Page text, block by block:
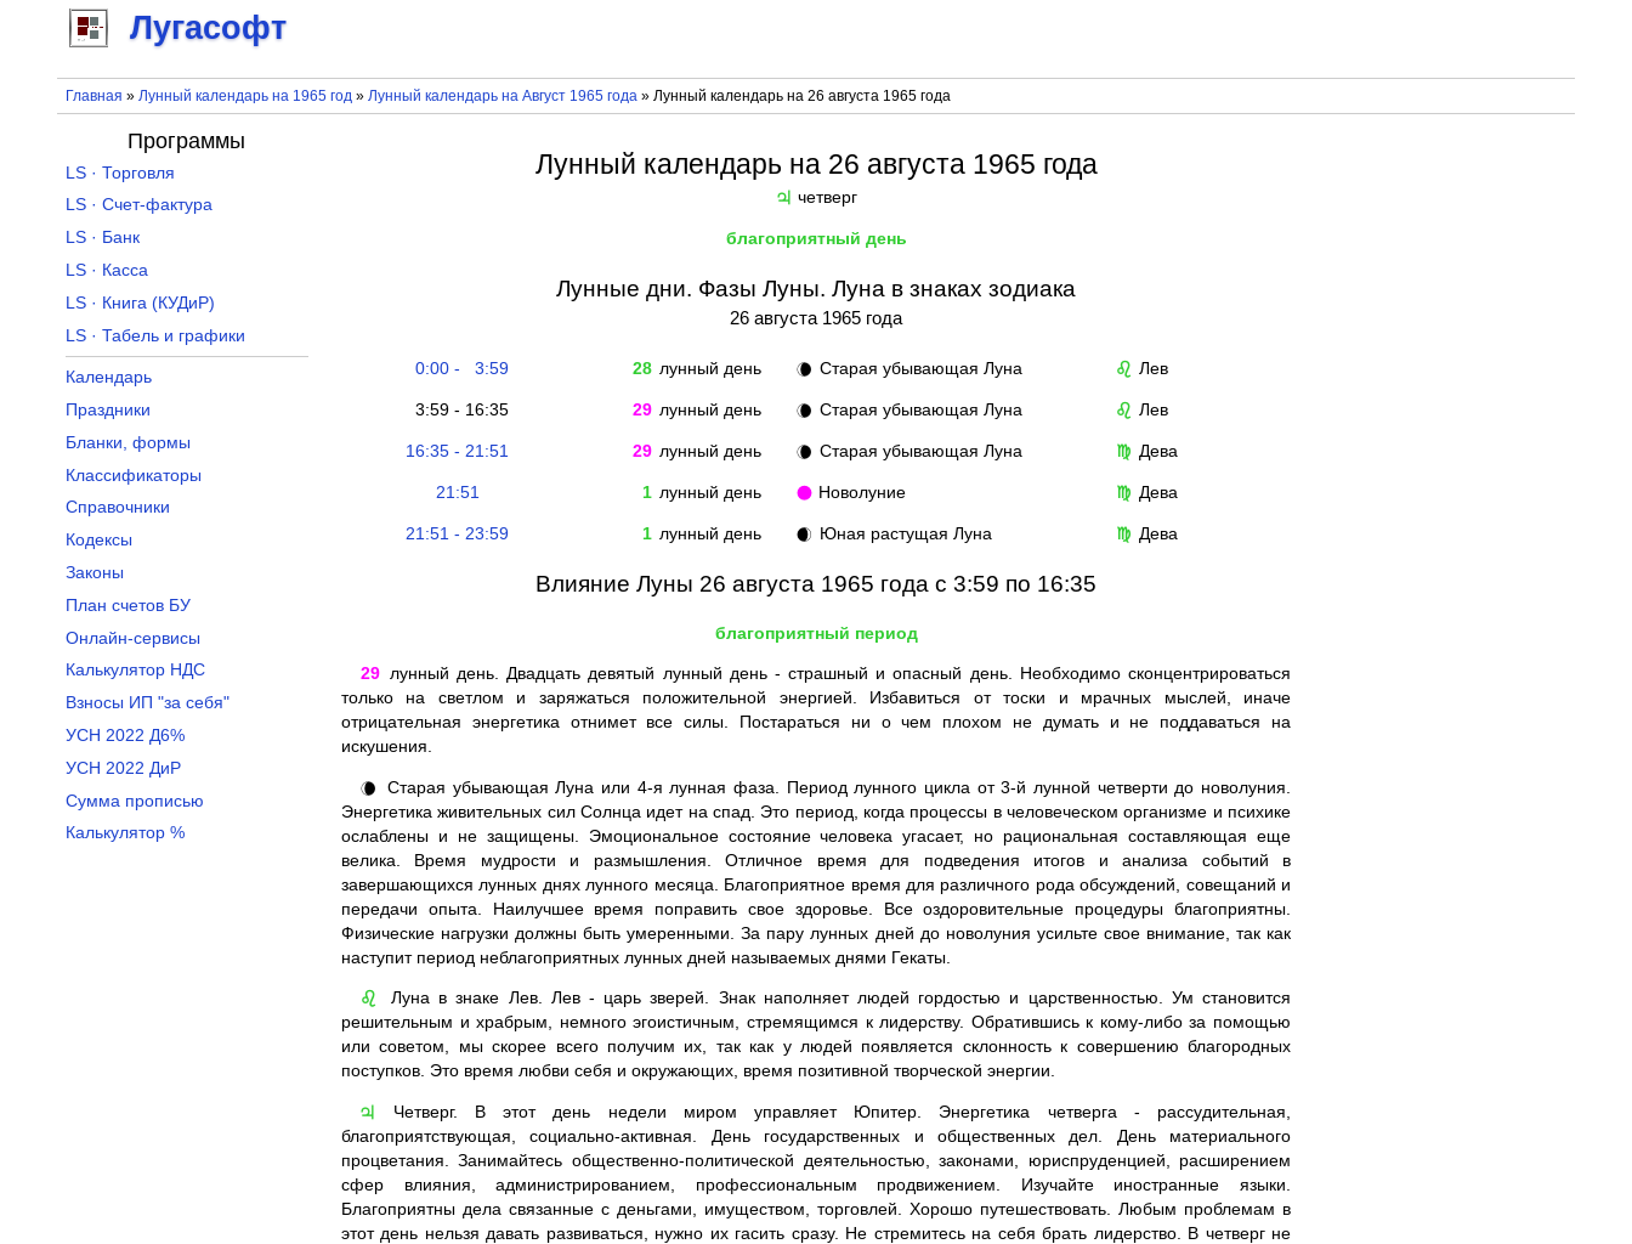
Лугасофт
Главная » Лунный календарь на 1965 год» Лунный календарь на Август 1965 года» Лунный календарь на 26 августа 1965 года
Лунный календарь на 26 августа 1965 года
♃ четверг
благоприятный день
Лунные дни. Фазы Луны. Луна в знаках зодиака
26 августа 1965 года
0:00 - 3:59 28 лунный день 🌘 Старая убывающая Луна ♌ Лев
3:59 - 16:35 29 лунный день 🌘 Старая убывающая Луна ♌ Лев
16:35 - 21:51 29 лунный день 🌘 Старая убывающая Луна ♍ Дева
21:51 1 лунный день 🌑 Новолуние ♍ Дева
21:51 - 23:59 1 лунный день 🌒 Юная растущая Луна ♍ Дева
Влияние Луны 26 августа 1965 года с 3:59 по 16:35
благоприятный период
29 лунный день. Двадцать девятый лунный день - страшный и опасный день. Необходимо сконцентрироваться
только на светлом и заряжаться положительной энергией. Избавиться от тоски и мрачных мыслей, иначе
отрицательная энергетика отнимет все силы. Постараться ни о чем плохом не думать и не поддаваться на
искушения.
🌘
Старая убывающая Луна или 4-я лунная фаза. Период лунного цикла от 3-й лунной четверти до новолуния.
Энергетика живительных сил Солнца идет на спад. Это период, когда процессы в человеческом организме и психике
ослаблены и не защищены. Эмоциональное состояние человека угасает, но рациональная составляющая еще
велика. Время мудрости и размышления. Отличное время для подведения итогов и анализа событий в
завершающихся лунных днях лунного месяца. Благоприятное время для различного рода обсуждений, совещаний и
передачи опыта. Наилучшее время поправить свое здоровье. Все оздоровительные процедуры благоприятны.
Физические нагрузки должны быть умеренными. За пару лунных дней до новолуния усильте свое внимание, так как
наступит период неблагоприятных лунных дней называемых днями Гекаты.
♌
Луна в знаке Лев. Лев - царь зверей. Знак наполняет людей гордостью и царственностью. Ум становится
решительным и храбрым, немного эгоистичным, стремящимся к лидерству. Обратившись к кому-либо за помощью
или советом, мы скорее всего получим их, так как у людей появляется склонность к совершению благородных
поступков. Это время любви себя и окружающих, время позитивной творческой энергии.
♃
Четверг. В этот день недели миром управляет Юпитер. Энергетика четверга - рассудительная,
благоприятствующая, социально-активная. День государственных и общественных дел. День материального
процветания. Занимайтесь общественно-политической деятельностью, законами, юриспруденцией, расширением
сфер влияния, администрированием, профессиональным продвижением. Изучайте иностранные языки.
Благоприятны дела связанные с деньгами, имуществом, торговлей. Хорошо путешествовать. Любым проблемам в
этот день нельзя давать развиваться, нужно их гасить сразу. Не стремитесь на себя брать лидерство. В четверг не
Программы
LS · Торговля
LS · Счет-фактура
LS · Банк
LS · Касса
LS · Книга (КУДиР)
LS · Табель и графики
Календарь
Праздники
Бланки, формы
Классификаторы
Справочники
Кодексы
Законы
План счетов БУ
Онлайн-сервисы
Калькулятор НДС
Взносы ИП "за себя"
УСН 2022 Д6%
УСН 2022 ДиР
Сумма прописью
Калькулятор %